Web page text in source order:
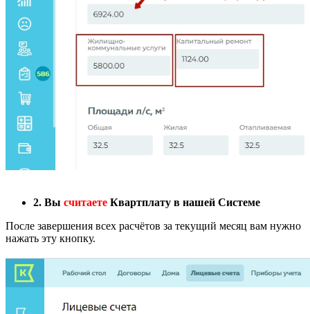
2. Вы считаете Квартплату в нашей Системе
После завершения всех расчётов за текущий месяц вам нужно
нажать эту кнопку.